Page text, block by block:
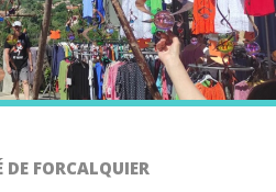
DE FORCALQUIER